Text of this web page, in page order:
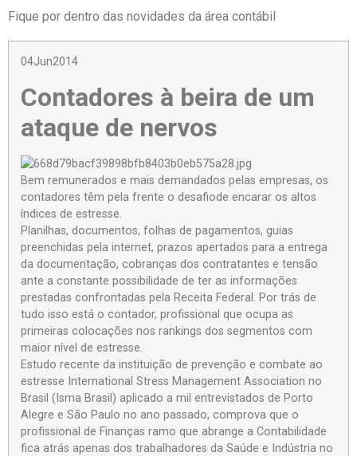
Fique por dentro das novidades da área contábil
04Jun2014
Contadores à beira de um
ataque de nervos
Bem remunerados e mais demandados pelas empresas, os
contadores têm pela frente o desafiode encarar os altos
índices de estresse.
Planilhas, documentos, folhas de pagamentos, guias
preenchidas pela internet, prazos apertados para a entrega
da documentação, cobranças dos contratantes e tensão
ante a constante possibilidade de ter as informações
prestadas confrontadas pela Receita Federal. Por trás de
tudo isso está o contador, profissional que ocupa as
primeiras colocações nos rankings dos segmentos com
maior nível de estresse.
Estudo recente da instituição de prevenção e combate ao
estresse International Stress Management Association no
Brasil (Isma Brasil) aplicado a mil entrevistados de Porto
Alegre e São Paulo no ano passado, comprova que o
profissional de Finanças ramo que abrange a Contabilidade
fica atrás apenas dos trabalhadores da Saúde e Indústria no